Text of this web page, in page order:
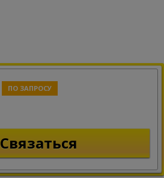
ПО ЗАПРОСУ
Связаться